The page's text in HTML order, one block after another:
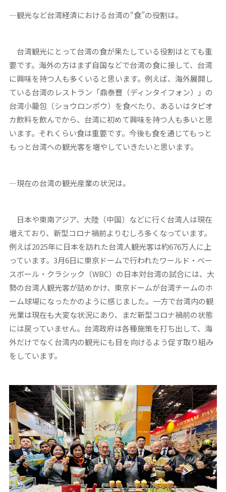
―観光など台湾経済における台湾の“食”の役割は。
台湾観光にとって台湾の食が果たしている役割はとても重
要です。海外の方はまず自国などで台湾の食に接して、台湾
に興味を持つ人も多くいると思います。例えば、海外展開し
ている台湾のレストラン「鼎泰豐（ディンタイフォン）」の
台湾小籠包（ショウロンポウ）を食べたり、あるいはタピオ
カ飲料を飲んでから、台湾に初めて興味を持つ人も多いと思
います。それくらい食は重要です。今後も食を通じてもっと
もっと台湾への観光客を増やしていきたいと思います。
―現在の台湾の観光産業の状況は。
日本や東南アジア、大陸（中国）などに行く台湾人は現在
増えており、新型コロナ禍前よりむしろ多くなっています。
例えば2025年に日本を訪れた台湾人観光客は約676万人に上
っています。3月6日に東京ドームで行われたワールド・ベー
スボール・クラシック（WBC）の日本対台湾の試合には、大
勢の台湾人観光客が詰めかけ、東京ドームが台湾チームのホ
ーム球場になったかのように感じました。一方で台湾内の観
光業は現在も大変な状況にあり、まだ新型コロナ禍前の状態
には戻っていません。台湾政府は各種施策を打ち出して、海
外だけでなく台湾内の観光にも目を向けるよう促す取り組み
をしています。